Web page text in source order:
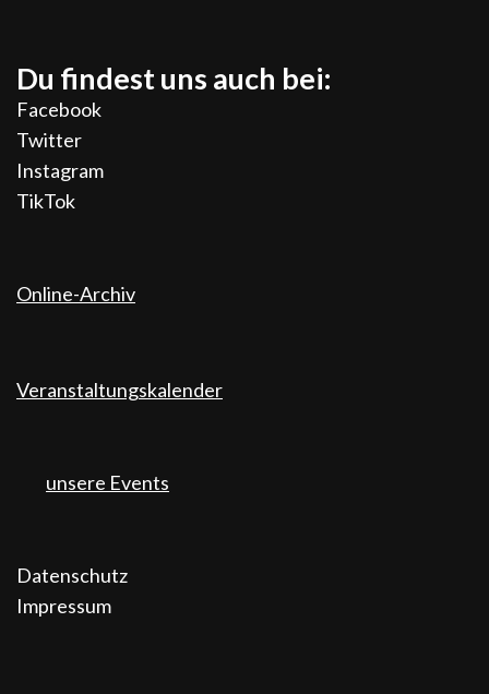
Du findest uns auch bei:
Facebook
Twitter
Instagram
TikTok
Online-Archiv
Veranstaltungskalender
unsere Events
Datenschutz
Impressum